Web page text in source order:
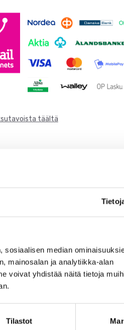
median
mainosalan ja analytiikka-alan
voivat yhdistää näitä tietoja
Tilastot
täältä
Ammattisiivous,Bio
Bioska-pussit soveltuvat
arjesta siistimpää ja
hajujen muodostumista ja